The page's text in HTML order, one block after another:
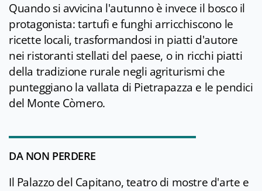
Quando si avvicina l'autunno è invece il bosco il
protagonista: tartufi e funghi arricchiscono le
ricette locali, trasformandosi in piatti d'autore
nei ristoranti stellati del paese, o in ricchi piatti
della tradizione rurale negli agriturismi che
punteggiano la vallata di Pietrapazza e le pendici
del Monte Còmero.
DA NON PERDERE
Il Palazzo del Capitano, teatro di mostre d'arte e